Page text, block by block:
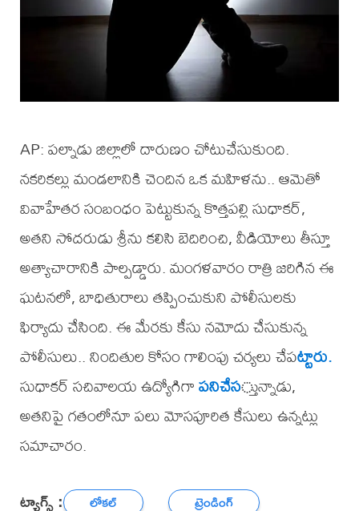
AP: పల్నాడు జిల్లాలో దారుణం చోటుచేసుకుంది.
నకరికల్లు మండలానికి చెందిన ఒక మహిళను.. ఆమెతో
వివాహేతర సంబంధం పెట్టుకున్న కొత్తపల్లి సుధాకర్,
అతని సోదరుడు శ్రీను కలిసి బెదిరించి, వీడియోలు తీస్తూ
అత్యాచారానికి పాల్పడ్డారు. మంగళవారం రాత్రి జరిగిన ఈ
ఘటనలో, బాధితురాలు తప్పించుకుని పోలీసులకు
ఫిర్యాదు చేసింది. ఈ మేరకు కేసు నమోదు చేసుకున్న
పోలీసులు.. నిందితుల కోసం గాలింపు చర్యలు చేపట్టారు.
సుధాకర్ సచివాలయ ఉద్యోగిగాపనిచేస్తున్నాడు,
అతనిపై గతంలోనూ పలు మోసపూరిత కేసులు ఉన్నట్లు
సమాచారం.
ట్యాగ్స్ : లోకల్ ట్రెండింగ్